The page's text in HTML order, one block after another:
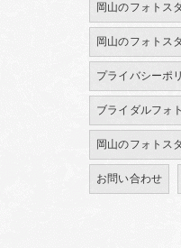
岡山のフォトス
岡山のフォトス
プライバシーポ
ブライダルフォト
岡山のフォトス
お問い合わせ